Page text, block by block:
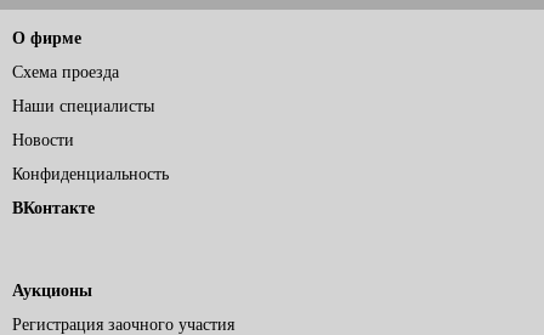
О фирме
Схема проезда
Наши специалисты
Новости
Конфиденциальность
ВКонтакте
Аукционы
Регистрация заочного участия